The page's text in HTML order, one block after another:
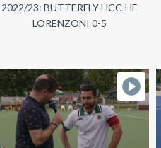
2022/23: BUTTERFLY HCC-HF
LORENZONI 0-5